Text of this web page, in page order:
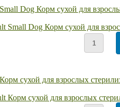
Dog Корм сухой для
сухой для взрослых